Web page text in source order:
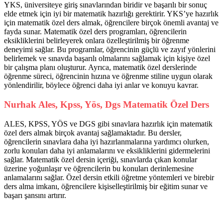
YKS, üniversiteye giriş sınavlarından biridir ve başarılı bir sonuç
elde etmek için iyi bir matematik hazırlığı gerektirir. YKS’ye hazırlık
için matematik özel ders almak, öğrencilere birçok önemli avantaj ve
fayda sunar. Matematik özel ders programları, öğrencilerin
eksikliklerini belirleyerek onlara özelleştirilmiş bir öğrenme
deneyimi sağlar. Bu programlar, öğrencinin güçlü ve zayıf yönlerini
belirlemek ve sınavda başarılı olmalarını sağlamak için kişiye özel
bir çalışma planı oluşturur. Ayrıca, matematik özel derslerinde
öğrenme süreci, öğrencinin hızına ve öğrenme stiline uygun olarak
yönlendirilir, böylece öğrenci daha iyi anlar ve konuyu kavrar.
Nurhak Ales, Kpss, Yös, Dgs Matematik Özel Ders
ALES, KPSS, YÖS ve DGS gibi sınavlara hazırlık için matematik
özel ders almak birçok avantaj sağlamaktadır. Bu dersler,
öğrencilerin sınavlara daha iyi hazırlanmalarına yardımcı olurken,
zorlu konuları daha iyi anlamalarını ve eksikliklerini gidermelerini
sağlar. Matematik özel dersin içeriği, sınavlarda çıkan konular
üzerine yoğunlaşır ve öğrencilerin bu konuları derinlemesine
anlamalarını sağlar. Özel dersin etkili öğretme yöntemleri ve birebir
ders alma imkanı, öğrencilere kişiselleştirilmiş bir eğitim sunar ve
başarı şansını artırır.